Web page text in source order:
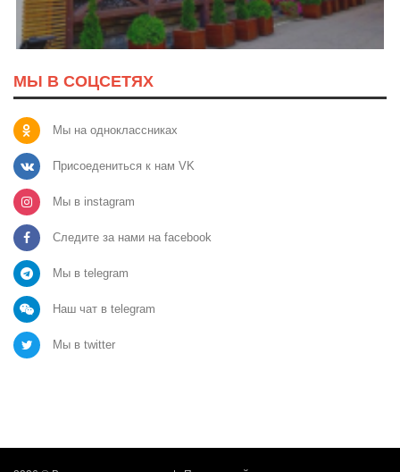
МЫ В СОЦСЕТЯХ
Мы на одноклассниках
Присоедениться к нам VK
Мы в instagram
Следите за нами на facebook
Мы в telegram
Наш чат в telegram
Мы в twitter